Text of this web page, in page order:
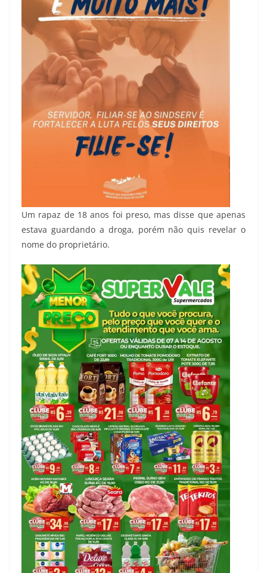
Um rapaz de 18 anos foi preso, mas disse que apenas
estava guardando a droga, porém não quis revelar o
nome do proprietário.